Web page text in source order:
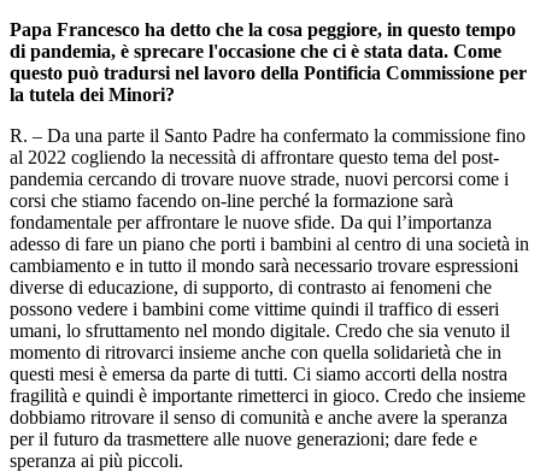
Papa Francesco ha detto che la cosa peggiore, in questo tempo
di pandemia, è sprecare l'occasione che ci è stata data. Come
questo può tradursi nel lavoro della Pontificia Commissione per
la tutela dei Minori?
R. – Da una parte il Santo Padre ha confermato la commissione fino
al 2022 cogliendo la necessità di affrontare questo tema del post-
pandemia cercando di trovare nuove strade, nuovi percorsi come i
corsi che stiamo facendo on-line perché la formazione sarà
fondamentale per affrontare le nuove sfide. Da qui l’importanza
adesso di fare un piano che porti i bambini al centro di una società in
cambiamento e in tutto il mondo sarà necessario trovare espressioni
diverse di educazione, di supporto, di contrasto ai fenomeni che
possono vedere i bambini come vittime quindi il traffico di esseri
umani, lo sfruttamento nel mondo digitale. Credo che sia venuto il
momento di ritrovarci insieme anche con quella solidarietà che in
questi mesi è emersa da parte di tutti. Ci siamo accorti della nostra
fragilità e quindi è importante rimetterci in gioco. Credo che insieme
dobbiamo ritrovare il senso di comunità e anche avere la speranza
per il futuro da trasmettere alle nuove generazioni; dare fede e
speranza ai più piccoli.